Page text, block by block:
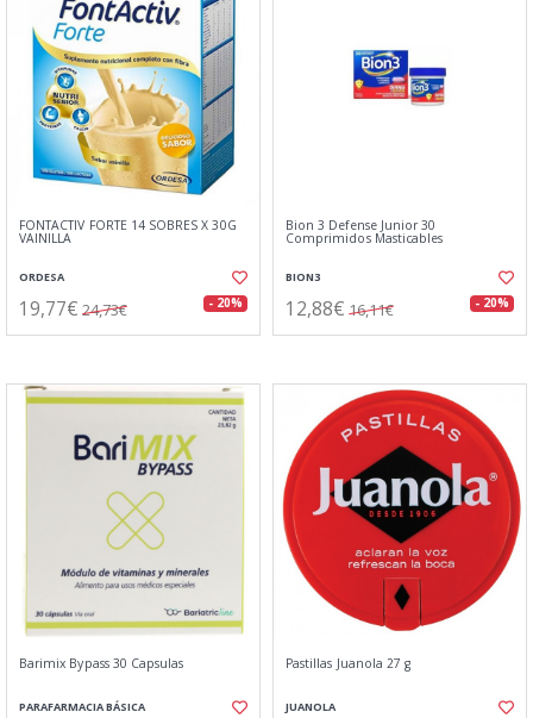
FONTACTIV FORTE 14 SOBRES X 30G
VAINILLA
ORDESA
19,77€ 24,73€ - 20%
Bion 3 Defense Junior 30
Comprimidos Masticables
BION3
12,88€ 16,11€ - 20%
Barimix Bypass 30 Capsulas
PARAFARMACIA BÁSICA
Pastillas Juanola 27 g
JUANOLA